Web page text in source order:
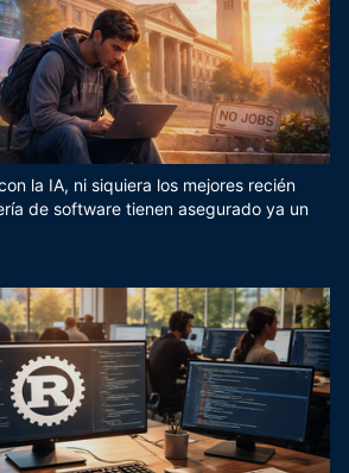
la IA, ni siquiera los mejores recién
de software tienen asegurado ya un